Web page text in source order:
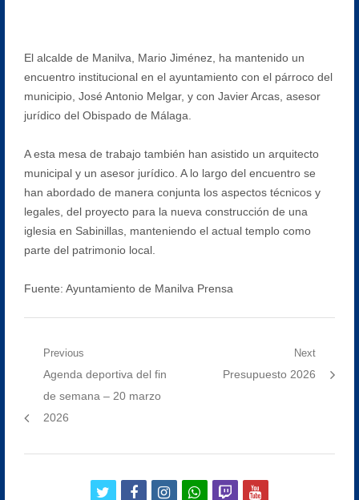
El alcalde de Manilva, Mario Jiménez, ha mantenido un
encuentro institucional en el ayuntamiento con el párroco del
municipio, José Antonio Melgar, y con Javier Arcas, asesor
jurídico del Obispado de Málaga.
A esta mesa de trabajo también han asistido un arquitecto
municipal y un asesor jurídico. A lo largo del encuentro se
han abordado de manera conjunta los aspectos técnicos y
legales, del proyecto para la nueva construcción de una
iglesia en Sabinillas, manteniendo el actual templo como
parte del patrimonio local.
Fuente: Ayuntamiento de Manilva Prensa
Navegación
de
entradas
Previous
Previous
post:
Agenda deportiva del fin
de semana – 20 marzo
2026
Next
Next
Presupuesto 2026
twitterfacebookinstagramwhatsapp
twitchyoutube